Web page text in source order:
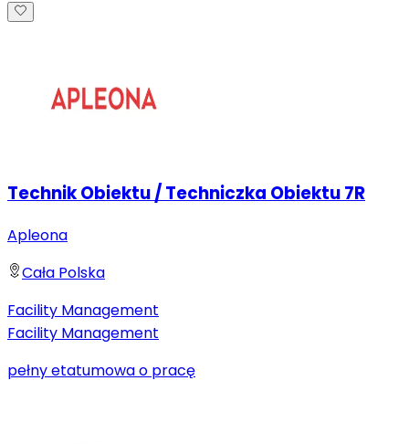
Technik Obiektu / Techniczka Obiektu 7R
Apleona
Cała Polska
Facility Management
Facility Management
pełny etatumowa o pracę